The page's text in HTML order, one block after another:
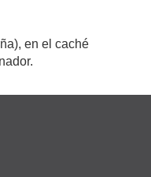
en el caché